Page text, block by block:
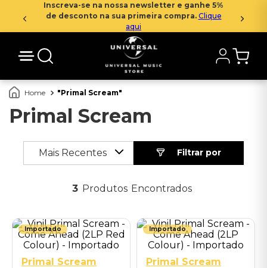
Inscreva-se na nossa newsletter e ganhe 5%
de desconto na sua primeira compra. Clique
aqui
Primal Scream
Primal Scream
Mais Recentes
3 Produtos
Importado
Primal Scream
Importado
Primal Scream